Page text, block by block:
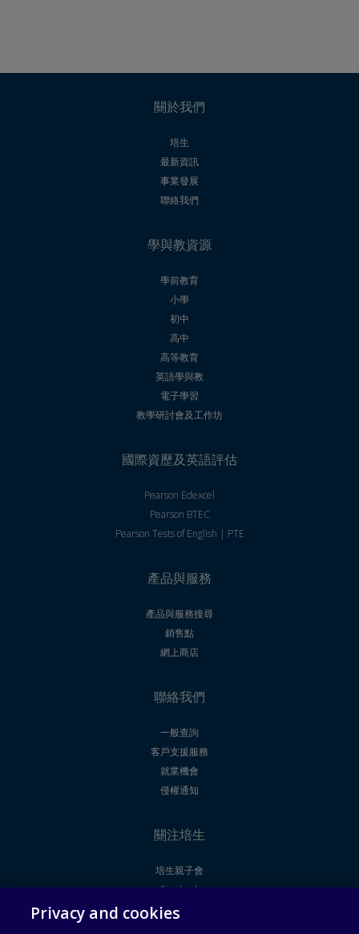
關於我們
培生
最新資訊
事業發展
聯絡我們
學與教資源
學前教育
小學
初中
高中
高等教育
英語學與教
電子學習
教學研討會及工作坊
國際資歷及英語評估
Pearson Edexcel
Pearson BTEC
Pearson Tests of English | PTE
產品與服務
產品與服務搜尋
銷售點
網上商店
聯絡我們
一般查詢
客戶支援服務
就業機會
侵權通知
關注培生
培生親子會
Facebook
Youtube
Privacy and cookies